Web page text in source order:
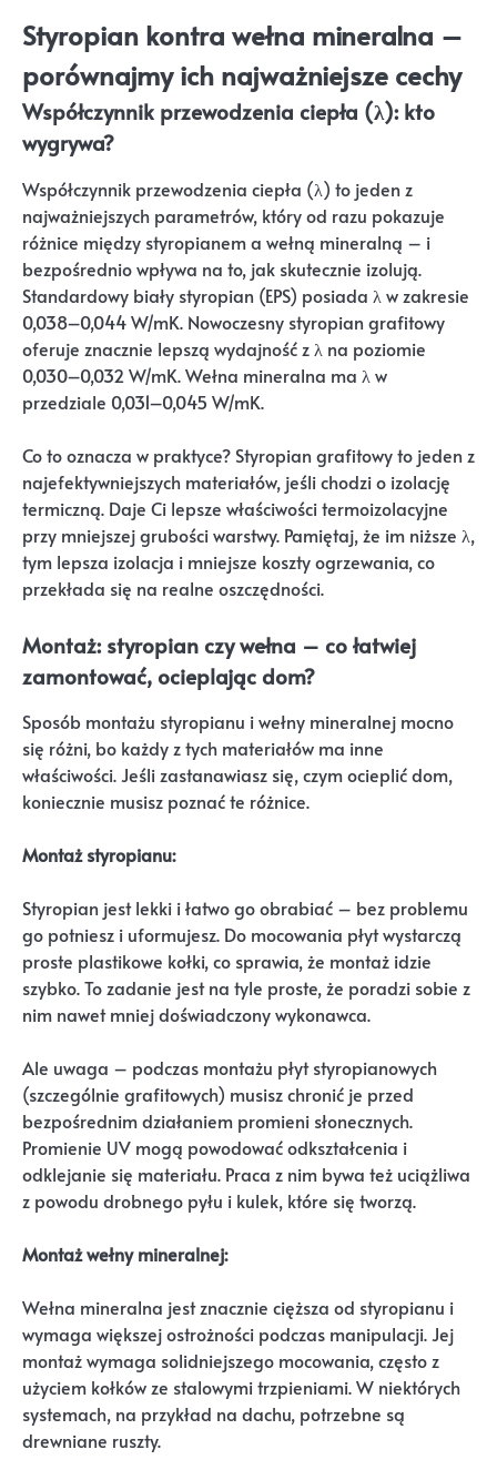
Styropian kontra wełna mineralna –
porównajmy ich najważniejsze cechy
Współczynnik przewodzenia ciepła (λ): kto
wygrywa?
Współczynnik przewodzenia ciepła (λ) to jeden z
najważniejszych parametrów, który od razu pokazuje
różnice między styropianem a wełną mineralną – i
bezpośrednio wpływa na to, jak skutecznie izolują.
Standardowy biały styropian (EPS) posiada λ w zakresie
0,038–0,044 W/mK. Nowoczesny styropian grafitowy
oferuje znacznie lepszą wydajność z λ na poziomie
0,030–0,032 W/mK. Wełna mineralna ma λ w
przedziale 0,031–0,045 W/mK.
Co to oznacza w praktyce? Styropian grafitowy to jeden z
najefektywniejszych materiałów, jeśli chodzi o izolację
termiczną. Daje Ci lepsze właściwości termoizolacyjne
przy mniejszej grubości warstwy. Pamiętaj, że im niższe λ,
tym lepsza izolacja i mniejsze koszty ogrzewania, co
przekłada się na realne oszczędności.
Montaż: styropian czy wełna – co łatwiej
zamontować, ocieplając dom?
Sposób montażu styropianu i wełny mineralnej mocno
się różni, bo każdy z tych materiałów ma inne
właściwości. Jeśli zastanawiasz się, czym ocieplić dom,
koniecznie musisz poznać te różnice.
Montaż styropianu:
Styropian jest lekki i łatwo go obrabiać – bez problemu
go potniesz i uformujesz. Do mocowania płyt wystarczą
proste plastikowe kołki, co sprawia, że montaż idzie
szybko. To zadanie jest na tyle proste, że poradzi sobie z
nim nawet mniej doświadczony wykonawca.
Ale uwaga – podczas montażu płyt styropianowych
(szczególnie grafitowych) musisz chronić je przed
bezpośrednim działaniem promieni słonecznych.
Promienie UV mogą powodować odkształcenia i
odklejanie się materiału. Praca z nim bywa też uciążliwa
z powodu drobnego pyłu i kulek, które się tworzą.
Montaż wełny mineralnej:
Wełna mineralna jest znacznie cięższa od styropianu i
wymaga większej ostrożności podczas manipulacji. Jej
montaż wymaga solidniejszego mocowania, często z
użyciem kołków ze stalowymi trzpieniami. W niektórych
systemach, na przykład na dachu, potrzebne są
drewniane ruszty.